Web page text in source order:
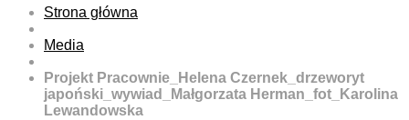
Strona główna
Media
Projekt Pracownie_Helena Czernek_drzeworyt
japoński_wywiad_Małgorzata Herman_fot_Karolina
Lewandowska